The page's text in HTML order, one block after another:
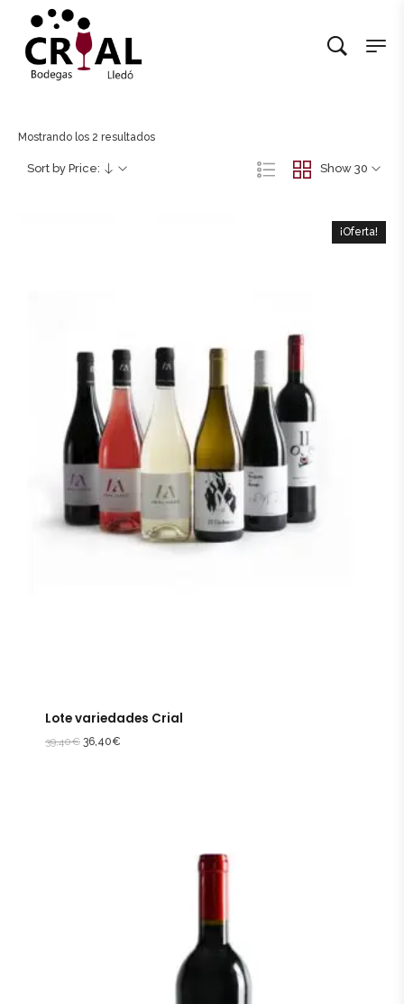
Mostrando los 2 resultados
Show 30
Sort by Price:
¡Oferta!
Lote variedades Crial
39,40€ 36,40€